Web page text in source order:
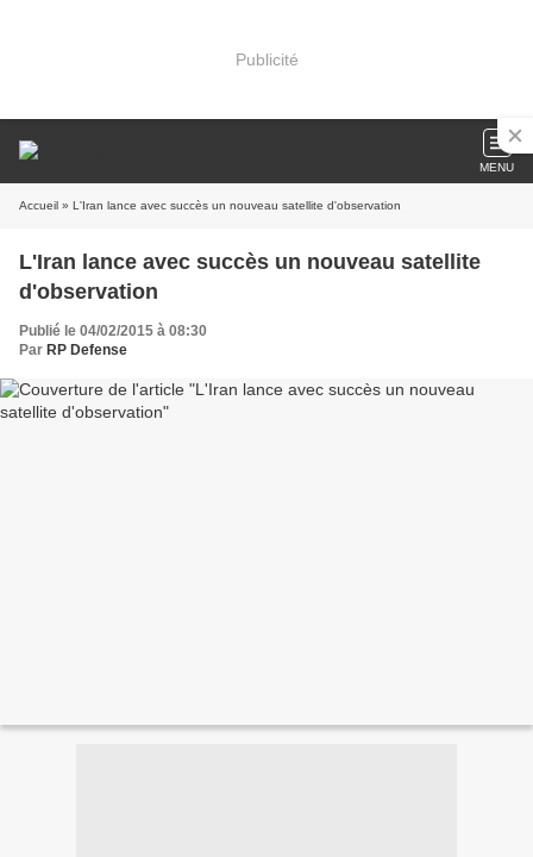
Publicité
MENU
Accueil » L'Iran lance avec succès un nouveau satellite d'observation
L'Iran lance avec succès un nouveau satellite
d'observation
Publié le 04/02/2015 à 08:30
Par RP Defense